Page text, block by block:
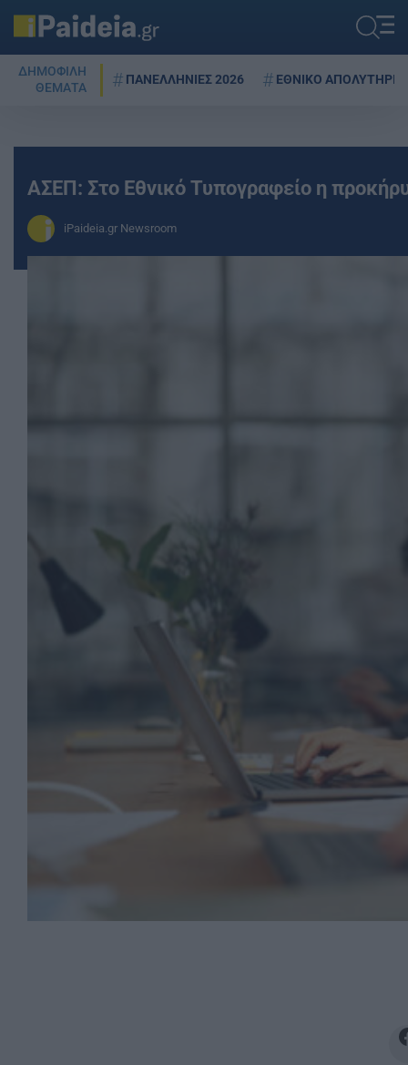
ΔΗΜΟΦΙΛΗ
ΘΕΜΑΤΑ
ΠΑΝΕΛΛΗΝΙΕΣ 2026 ΕΘΝΙΚΟ ΑΠΟΛΥΤΗΡΙΟ
ΑΣΕΠ: Στο Εθνικό Τυπογραφείο η
iPaideia.gr Newsroom